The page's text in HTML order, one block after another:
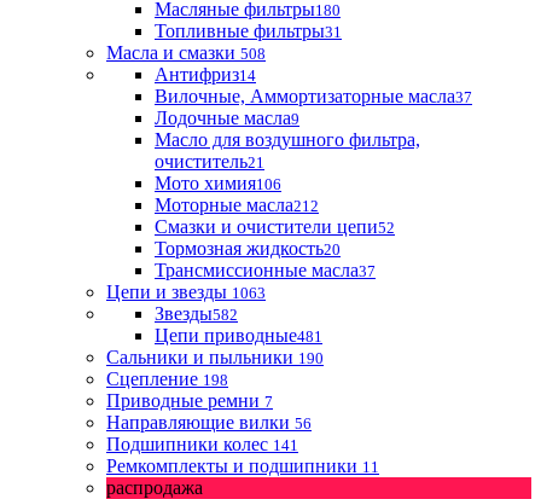
Масляные фильтры180
Топливные фильтры31
Масла и смазки 508
Антифриз14
Вилочные, Аммортизаторные масла37
Лодочные масла9
Масло для воздушного фильтра,
очиститель21
Мото химия106
Моторные масла212
Смазки и очистители цепи52
Тормозная жидкость20
Трансмиссионные масла37
Цепи и звезды 1063
Звезды582
Цепи приводные481
Сальники и пыльники 190
Сцепление 198
Приводные ремни 7
Направляющие вилки 56
Подшипники колес 141
Ремкомплекты и подшипники 11
распродажа